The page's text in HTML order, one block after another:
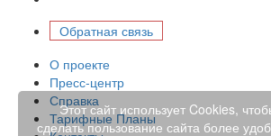
Обратная связь
О проекте
Пресс-центр
Справка
Тарифные Планы
Этот сайт использует Cookies,
сделать пользование сайта более